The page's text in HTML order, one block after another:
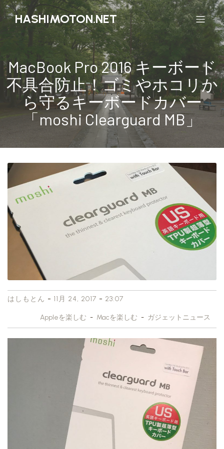
HASHIMOTON.NET
MacBook Pro 2016 キーボード
不具合防止！ゴミやホコリか
ら守るキーボードカバー
「moshi Clearguard MB」
はしもとん - 11月 24, 2017 - 23:07
Appleを楽しむ - Macを楽しむ - ガジェットニュース